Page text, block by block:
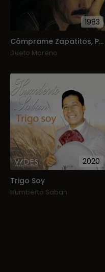
1983
Cómprame Zapatitos, Papá
Dueto Moreno
2020
Trigo Soy
Humberto Saban